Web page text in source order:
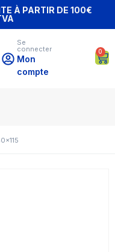
À PARTIR DE 100€
Se
connecter
Mon
compte
0